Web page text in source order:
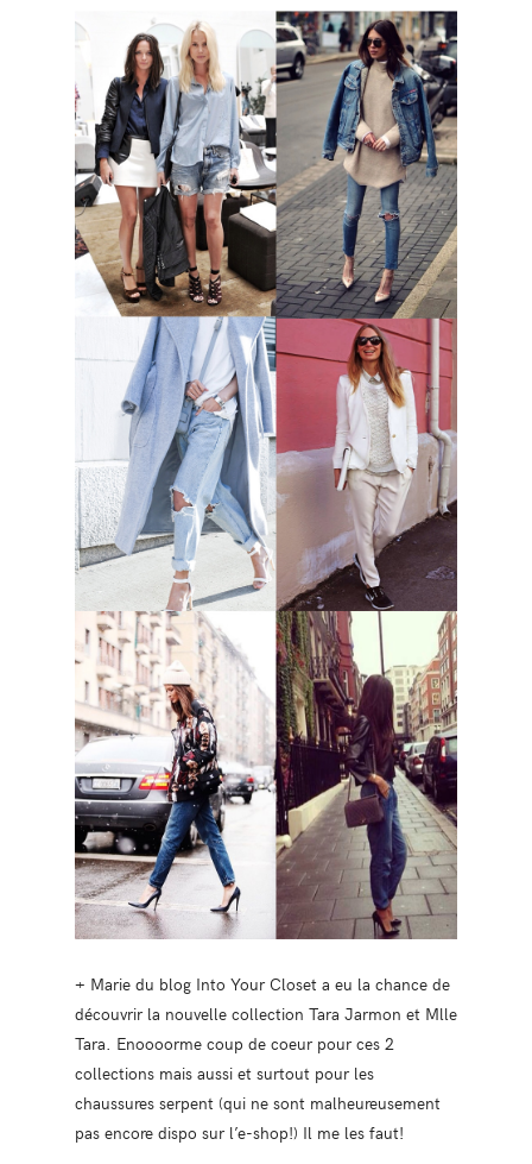
+ Marie du blog Into Your Closet a eu la chance de
découvrir la nouvelle collection Tara Jarmon et Mlle
Tara. Enoooorme coup de coeur pour ces 2
collections mais aussi et surtout pour les
chaussures serpent (qui ne sont malheureusement
pas encore dispo sur l’e-shop!) Il me les faut!